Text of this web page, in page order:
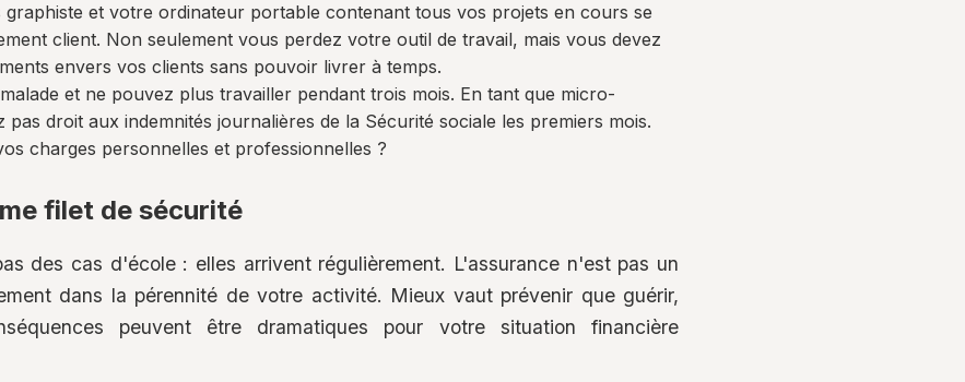
et votre ordinateur portable contenant tous vos projets en cours se
client. Non seulement vous perdez votre outil de travail, mais vous devez
envers vos clients sans pouvoir livrer à temps.
et ne pouvez plus travailler pendant trois mois. En tant que micro-
droit aux indemnités journalières de la Sécurité sociale les premiers mois.
charges personnelles et professionnelles ?
filet de sécurité
des cas d'école : elles arrivent régulièrement. L'assurance n'est pas un
dans la pérennité de votre activité. Mieux vaut prévenir que guérir,
peuvent être dramatiques pour votre situation financière